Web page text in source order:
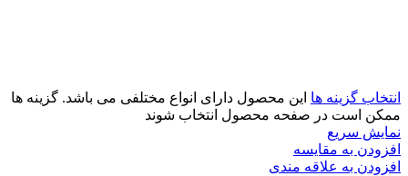
انتخاب گزینه ها این محصول دارای انواع مختلفی می باشد. گزینه ها
ممکن است در صفحه محصول انتخاب شوند
نمایش سریع
افزودن به مقایسه
افزودن به علاقه مندی